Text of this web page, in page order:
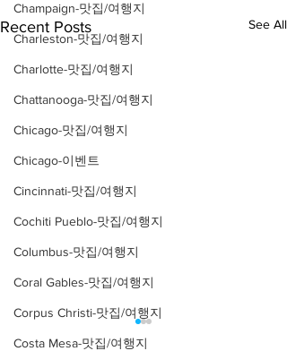
Champaign-맛집/여행지
Charleston-맛집/여행지
Charlotte-맛집/여행지
Chattanooga-맛집/여행지
Chicago-맛집/여행지
Chicago-이벤트
Cincinnati-맛집/여행지
Cochiti Pueblo-맛집/여행지
Columbus-맛집/여행지
Coral Gables-맛집/여행지
Corpus Christi-맛집/여행지
Costa Mesa-맛집/여행지
Recent Posts See All